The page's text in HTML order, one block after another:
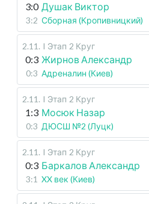
3:0 Душак Виктор
3:2 Сборная (Кропивницкий)
2.11 . I Этап 2 Круг
0:3 Жирнов Александр
0:3 Адреналин (Киев)
2.11 . I Этап 2 Круг
1:3 Мосюк Назар
0:3 ДЮСШ №2 (Луцк)
2.11 . I Этап 2 Круг
0:3 Баркалов Александр
3:1 XX век (Киев)